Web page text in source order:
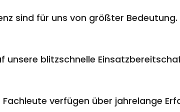
sind für uns von größter
unsere blitzschnelle
Fachleute verfügen über jahrelange